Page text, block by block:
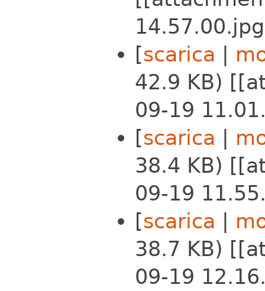
[scarica |
42.9 KB)
09-19
[scarica |
38.4 KB)
09-19
[scarica |
38.7 KB)
09-19